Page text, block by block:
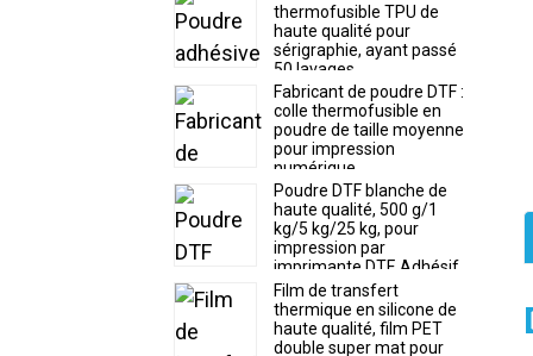
thermofusible TPU de
haute qualité pour
sérigraphie, ayant passé
50 lavages.
Fabricant de poudre DTF :
colle thermofusible en
poudre de taille moyenne
pour impression
numérique
Poudre DTF blanche de
haute qualité, 500 g/1
kg/5 kg/25 kg, pour
impression par
imprimante DTF. Adhésif
thermofusible souple.
Film de transfert
thermique en silicone de
haute qualité, film PET
double super mat pour